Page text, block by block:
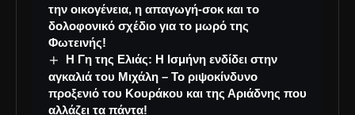
την οικογένεια, η απαγωγή-σοκ και το
δολοφονικό σχέδιο για το μωρό της
Φωτεινής!
Η Γη της Ελιάς: Η Ισμήνη ενδίδει στην
αγκαλιά του Μιχάλη – Το ριψοκίνδυνο
προξενιό του Κουράκου και της Αριάδνης που
αλλάζει τα πάντα!